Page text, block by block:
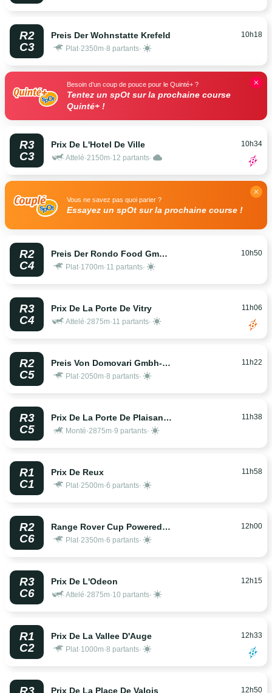
R2
C3
Preis Der Wohnstatte Krefeld
10h18
Plat·2350m·8 partants·
Besoin d’un coup de pouce pour le Quinté+ ?
Tentez un spOt sur la prochaine course
Quinté+ !
R3
C3
Prix De L'Hotel De Ville
10h34
Attelé·2150m·12 partants·
Vous ne savez pas quoi parier ?
Essayez un spOt sur la prochaine course !
R2
C4
Preis Der Rondo Food Gmbh Co
10h50
Plat·1700m·11 partants·
R3
C4
Prix De La Porte De Vitry
11h06
Attelé·2875m·11 partants·
R2
C5
Preis Von Domovari Gmbh-Badeinrichtung Auf Mass -
11h22
Plat·2050m·8 partants·
R3
C5
Prix De La Porte De Plaisance
11h38
Monté·2875m·9 partants·
R1
C1
Prix De Reux
11h58
Plat·2500m·6 partants·
R2
C6
Range Rover Cup Powered By Britcars Krefeld
12h00
Plat·2350m·6 partants·
R3
C6
Prix De L'Odeon
12h15
Attelé·2875m·10 partants·
R1
C2
Prix De La Vallee D'Auge
12h33
Plat·1000m·8 partants·
Prix De La Place De Valois
12h50